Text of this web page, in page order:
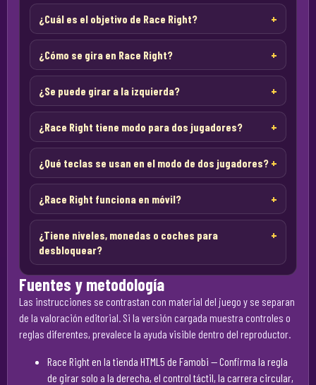
¿Cuál es el objetivo de Race Right?
¿Cómo se gira en Race Right?
¿Se puede girar a la izquierda?
¿Race Right tiene modo para dos jugadores?
¿Qué teclas se usan en el modo de dos jugadores?
¿Race Right funciona en móvil?
¿Tiene niveles, monedas o coches para
desbloquear?
Fuentes y metodología
Las instrucciones se contrastan con material del juego y se separan
de la valoración editorial. Si la versión cargada muestra controles o
reglas diferentes, prevalece la ayuda visible dentro del reproductor.
Race Right en la tienda HTML5 de Famobi — Confirma la regla
de girar solo a la derecha, el control táctil, la carrera circular,